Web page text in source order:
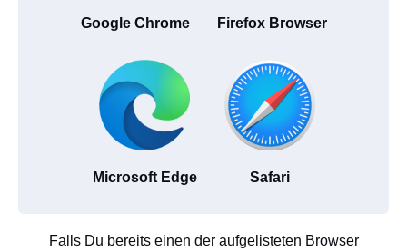
Google Chrome Firefox Browser
Microsoft Edge Safari
Falls Du bereits einen der aufgelisteten Browser